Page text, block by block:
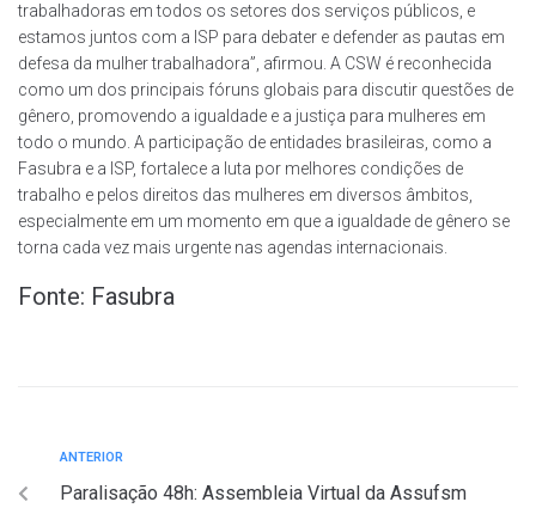
trabalhadoras em todos os setores dos serviços públicos, e
estamos juntos com a ISP para debater e defender as pautas em
defesa da mulher trabalhadora”, afirmou. A CSW é reconhecida
como um dos principais fóruns globais para discutir questões de
gênero, promovendo a igualdade e a justiça para mulheres em
todo o mundo. A participação de entidades brasileiras, como a
Fasubra e a ISP, fortalece a luta por melhores condições de
trabalho e pelos direitos das mulheres em diversos âmbitos,
especialmente em um momento em que a igualdade de gênero se
torna cada vez mais urgente nas agendas internacionais.
Fonte: Fasubra
ANTERIOR
Paralisação 48h: Assembleia Virtual da Assufsm